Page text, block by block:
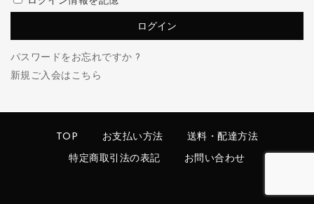
パスワードをお忘れですか ?
新規ご入会はこちら
TOP お支払い方法 送料・配達方法
特定商取引法の表記 お問い合わせ